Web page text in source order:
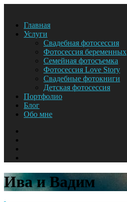
Главная
Услуги
Свадебная фотосессия
Фотосессия беременных
Семейная фотосъемка
Фотосессия Love Story
Свадебные фотокниги
Детская фотосессия
Портфолио
Блог
Обо мне
Ива и Вадим